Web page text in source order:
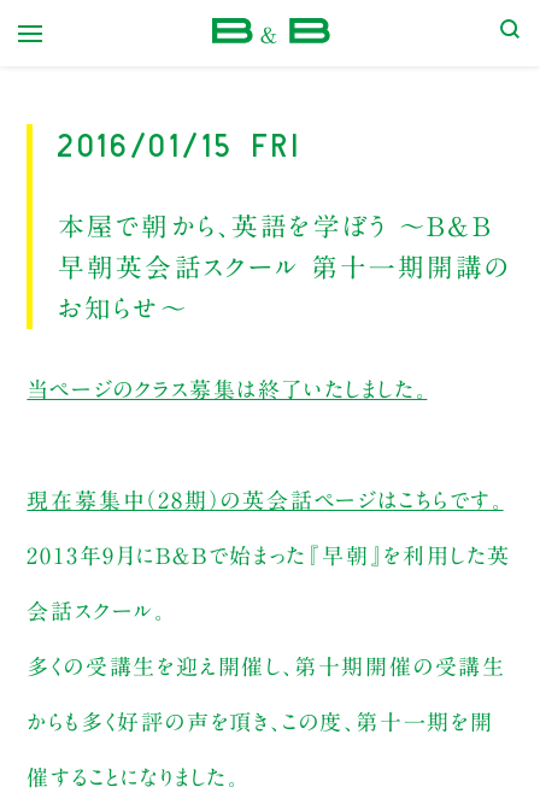
2016/01/15 Fri
本屋で朝から、英語を学ぼう ～B&B
早朝英会話スクール 第十一期開講の
お知らせ～
当ページのクラス募集は終了いたしました。
現在募集中（28期）の英会話ページはこちらです。
2013年9月にB＆Bで始まった『早朝』を利用した英
会話スクール。
多くの受講生を迎え開催し、第十期開催の受講生
からも多く好評の声を頂き、この度、第十一期を開
催することになりました。